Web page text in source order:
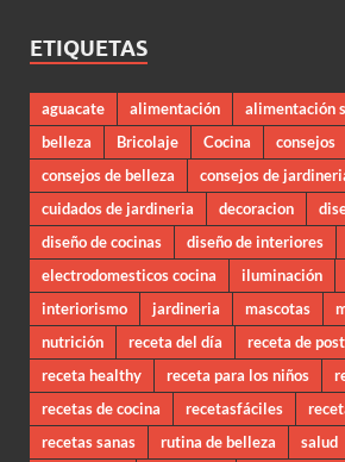
ETIQUETAS
aguacate alimentación alimentación
belleza
Bricolaje Cocina
consejos
consejos de belleza
consejos de
cuidados de jardineria
decoracion
diseño de cocinas
diseño de interiores
electrodomesticos cocina
iluminación
interiorismo
jardineria mascotas
nutrición
receta del día receta de
receta healthy
receta para los niños
recetas de cocina
recetasfáciles
recetas sanas
rutina de belleza salud